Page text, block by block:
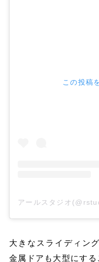
この投稿
大きなスライディン
金属ドアも大型にする